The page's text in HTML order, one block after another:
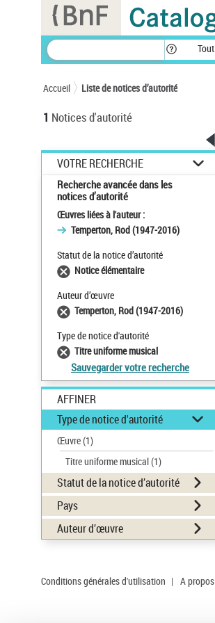
Tout
Accueil Liste de notices d’autorité
1 Notices d'autorité
VOTRE RECHERCHE
Recherche avancée dans les
notices d’autorité
Œuvres liées à l'auteur :
Temperton, Rod (1947-2016)
Statut de la notice d’autorité
Notice élémentaire
Auteur d’œuvre
Temperton, Rod (1947-2016)
Type de notice d'autorité
Titre uniforme musical
Sauvegarder votre recherche
AFFINER
Type de notice d'autorité
Œuvre(1)
Titre uniforme musical(1)
Statut de la notice d’autorité
Pays
Auteur d’œuvre
Conditions générales d'utilisation | A propos
Panneau de gestion des cookies